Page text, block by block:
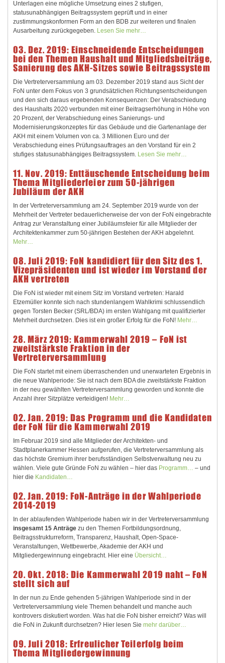
Unterlagen eine mögliche Umsetzung eines 2 stufigen,
statusunabhängigen Beitragssystem geprüft und in einer
zustimmungskonformen Form an den BDB zur weiteren und finalen
Ausarbeitung zurückgegeben. Lesen Sie mehr…
03. Dez. 2019: Einschneidende Entscheidungen
bei den Themen Haushalt und Mitgliedsbeiträge,
Sanierung des AKH-Sitzes sowie Beitragssystem
Die Vertreterversammlung am 03. Dezember 2019 stand aus Sicht der
FoN unter dem Fokus von 3 grundsätzlichen Richtungsentscheidungen
und den sich daraus ergebenden Konsequenzen: Der Verabschiedung
des Haushalts 2020 verbunden mit einer Beitragserhöhung in Höhe von
20 Prozent, der Verabschiedung eines Sanierungs- und
Modernisierungskonzeptes für das Gebäude und die Gartenanlage der
AKH mit einem Volumen von ca. 3 Millionen Euro und der
Verabschiedung eines Prüfungsauftrages an den Vorstand für ein 2
stufiges statusunabhängiges Beitragssystem. Lesen Sie mehr…
11. Nov. 2019: Enttäuschende Entscheidung beim
Thema Mitgliederfeier zum 50-jährigen
Jubiläum der AKH
In der Vertreterversammlung am 24. September 2019 wurde von der
Mehrheit der Vertreter bedauerlicherweise der von der FoN eingebrachte
Antrag zur Veranstaltung einer Jubiläumsfeier für alle Mitglieder der
Architektenkammer zum 50-jährigen Bestehen der AKH abgelehnt.
Mehr…
08. Juli 2019: FoN kandidiert für den Sitz des 1.
Vizepräsidenten und ist wieder im Vorstand der
AKH vertreten
Die FoN ist wieder mit einem Sitz im Vorstand vertreten: Harald
Etzemüller konnte sich nach stundenlangem Wahlkrimi schlussendlich
gegen Torsten Becker (SRL/BDA) im ersten Wahlgang mit qualifizierter
Mehrheit durchsetzen. Dies ist ein großer Erfolg für die FoN! Mehr…
28. März 2019: Kammerwahl 2019 – FoN ist
zweitstärkste Fraktion in der
Vertreterversammlung
Die FoN startet mit einem überraschenden und unerwarteten Ergebnis in
die neue Wahlperiode: Sie ist nach dem BDA die zweitstärkste Fraktion
in der neu gewählten Vertreterversammlung geworden und konnte die
Anzahl ihrer Sitzplätze verteidigen! Mehr…
02. Jan. 2019: Das Programm und die Kandidaten
der FoN für die Kammerwahl 2019
Im Februar 2019 sind alle Mitglieder der Architekten- und
Stadtplanerkammer Hessen aufgerufen, die Vertreterversammlung als
das höchste Gremium ihrer berufsständigen Selbstverwaltung neu zu
wählen. Viele gute Gründe FoN zu wählen – hier das Programm… – und
hier die Kandidaten…
02. Jan. 2019: FoN-Anträge in der Wahlperiode
2014-2019
In der ablaufenden Wahlperiode haben wir in der Vertreterversammlung
insgesamt 15 Anträge zu den Themen Fortbildungsordnung,
Beitragsstrukturreform, Transparenz, Haushalt, Open-Space-
Veranstaltungen, Wettbewerbe, Akademie der AKH und
Mitgliedergewinnung eingebracht. Hier eine Übersicht…
20. Okt. 2018: Die Kammerwahl 2019 naht – FoN
stellt sich auf
In der nun zu Ende gehenden 5-jährigen Wahlperiode sind in der
Vertreterversammlung viele Themen behandelt und manche auch
kontrovers diskutiert worden. Was hat die FoN bisher erreicht? Was will
die FoN in Zukunft durchsetzen? Hier lesen Sie mehr darüber…
09. Juli 2018: Erfreulicher Teilerfolg beim
Thema Mitgliedergewinnung